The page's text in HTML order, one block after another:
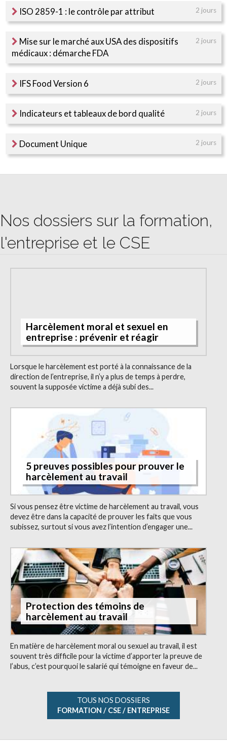
ISO 2859-1 : le contrôle par attribut 2 jours
Mise sur le marché aux USA des dispositifs
médicaux : démarche FDA
2 jours
IFS Food Version 6 2 jours
Indicateurs et tableaux de bord qualité 2 jours
Document Unique 2 jours
Nos dossiers sur la formation,
l'entreprise et le CSE
Harcèlement moral et sexuel en
entreprise : prévenir et réagir
Lorsque le harcèlement est porté à la connaissance de la
direction de l’entreprise, il n’y a plus de temps à perdre,
souvent la supposée victime a déjà subi des...
5 preuves possibles pour prouver le
harcèlement au travail
Si vous pensez être victime de harcèlement au travail, vous
devez être dans la capacité de prouver les faits que vous
subissez, surtout si vous avez l’intention d’engager une...
Protection des témoins de
harcèlement au travail
En matière de harcèlement moral ou sexuel au travail, il est
souvent très difficile pour la victime d’apporter la preuve de
l’abus, c’est pourquoi le salarié qui témoigne en faveur de...
TOUS NOS DOSSIERS
FORMATION / CSE / ENTREPRISE